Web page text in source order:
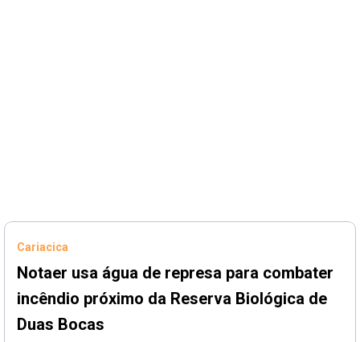
Cariacica
Notaer usa água de represa para combater
incêndio próximo da Reserva Biológica de
Duas Bocas